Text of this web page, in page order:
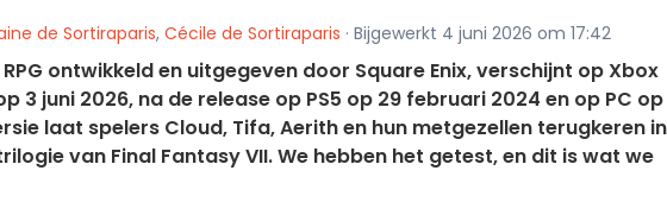
de Sortiraparis, Cécile de Sortiraparis · Bijgewerkt 4 juni 2026 om 17:42
ontwikkeld en uitgegeven door Square Enix, verschijnt op Xbox
3 juni 2026, na de release op PS5 op 29 februari 2024 en op PC
laat spelers Cloud, Tifa, Aerith en hun metgezellen terugkeren in
van Final Fantasy VII. We hebben het getest, en dit is wat we